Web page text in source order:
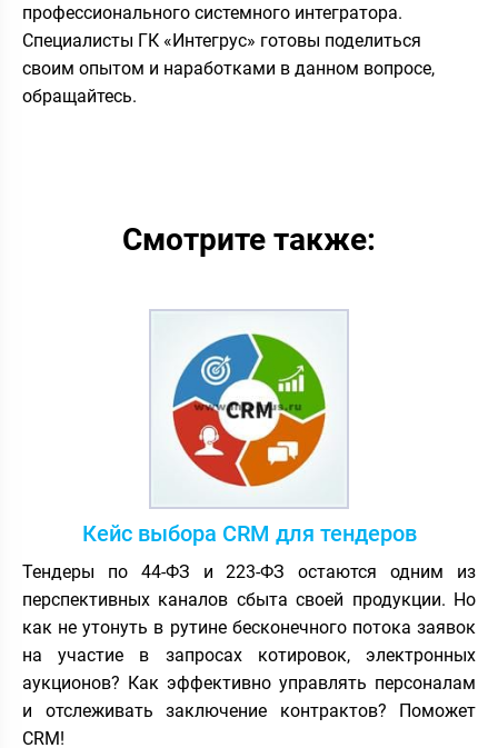
профессионального системного интегратора.
Специалисты ГК «Интегрус» готовы поделиться
своим опытом и наработками в данном вопросе,
обращайтесь.
Смотрите также:
Кейс выбора CRM для тендеров
Тендеры по 44-ФЗ и 223-ФЗ остаются одним из
перспективных каналов сбыта своей продукции. Но
как не утонуть в рутине бесконечного потока заявок
на участие в запросах котировок, электронных
аукционов? Как эффективно управлять персоналам
и отслеживать заключение контрактов? Поможет
CRM!